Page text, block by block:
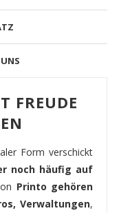
FREUDE
Form verschickt
noch häufig auf
Printo gehören
Verwaltungen,